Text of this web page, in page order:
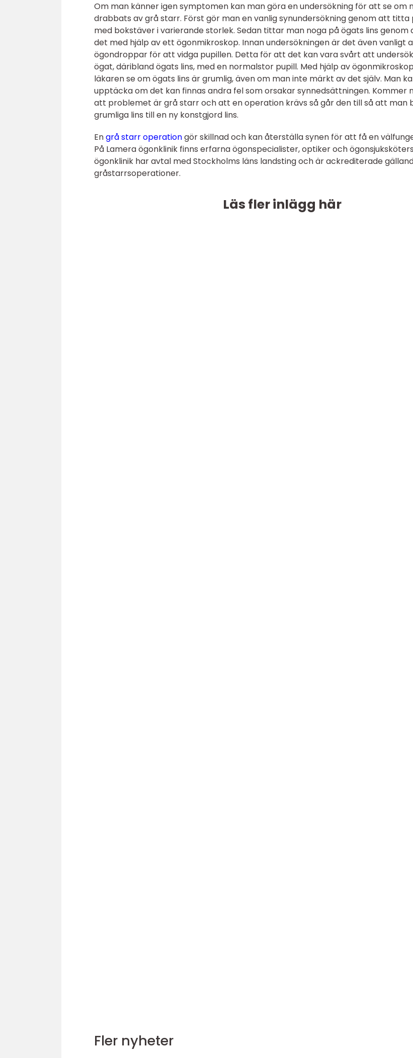
Om man känner igen symptomen kan man göra en undersökning för att se om
drabbats av grå starr. Först gör man en vanlig synundersökning genom att titta
med bokstäver i varierande storlek. Sedan tittar man noga på ögats lins genom
det med hjälp av ett ögonmikroskop. Innan undersökningen är det även vanligt
ögondroppar för att vidga pupillen. Detta för att det kan vara svårt att
ögat, däribland ögats lins, med en normalstor pupill. Med hjälp av
läkaren se om ögats lins är grumlig, även om man inte märkt av det själv. Man
upptäcka om det kan finnas andra fel som orsakar synnedsättningen. Kommer
att problemet är grå starr och att en operation krävs så går den till så att man
grumliga lins till en ny konstgjord lins.
Engrå starr operationgör skillnad och kan återställa synen för att få en
På Lamera ögonklinik finns erfarna ögonspecialister, optiker och
ögonklinik har avtal med Stockholms läns landsting och är ackrediterade
gråstarrsoperationer.
Läs fler inlägg här
Fler nyheter